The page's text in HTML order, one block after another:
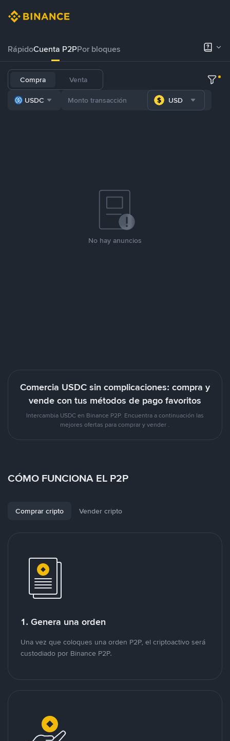
RápidoCuenta P2PPor bloques
Compra Venta
USDC USD
No hay anuncios
Comercia USDC sin complicaciones: compra y
vende con tus métodos de pago favoritos
Intercambia USDC en Binance P2P. Encuentra a continuación las
mejores ofertas para comprar y vender .
CÓMO FUNCIONA EL P2P
Comprar cripto Vender cripto
1. Genera una orden
Una vez que coloques una orden P2P, el criptoactivo será
custodiado por Binance P2P.